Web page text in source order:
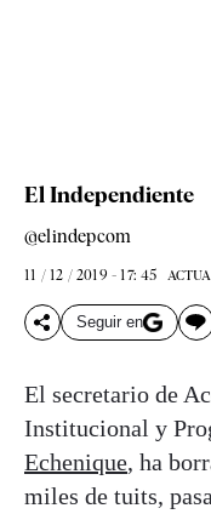
El Independiente
@elindepcom
11 / 12 / 2019 - 17: 45
Seguir en
El secretario de
Institucional y
Echenique, ha
miles de tuits,